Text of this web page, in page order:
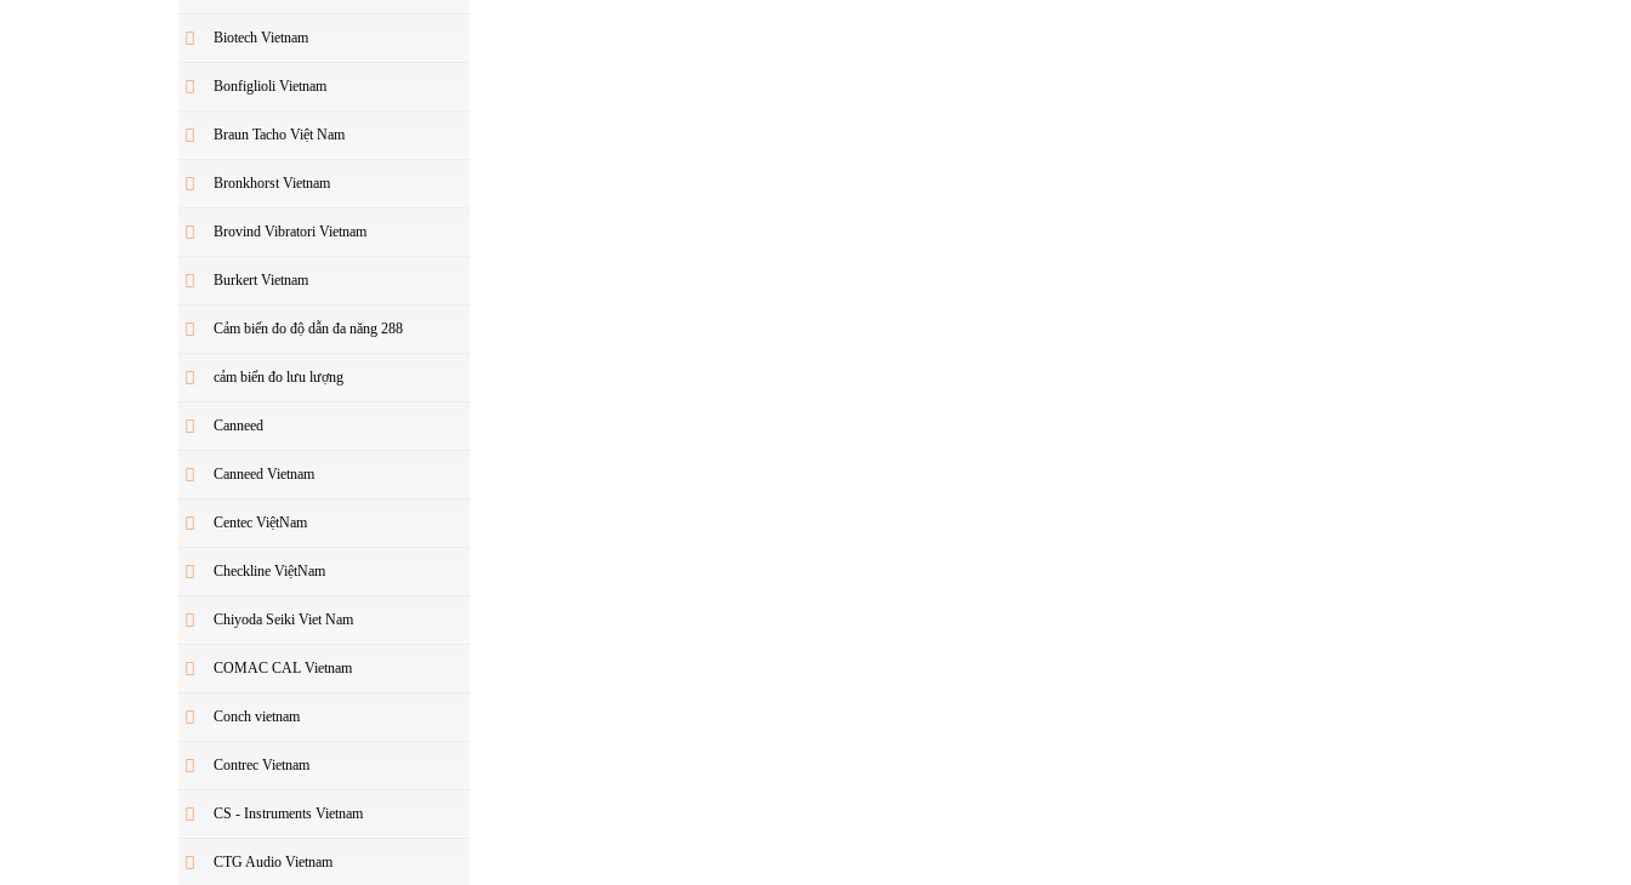
Biotech Vietnam
Bonfiglioli Vietnam
Braun Tacho Việt Nam
Bronkhorst Vietnam
Brovind Vibratori Vietnam
Burkert Vietnam
Cảm biến đo độ dẫn đa năng 288
cảm biến đo lưu lượng
Canneed
Canneed Vietnam
Centec ViệtNam
Checkline ViệtNam
Chiyoda Seiki Viet Nam
COMAC CAL Vietnam
Conch vietnam
Contrec Vietnam
CS - Instruments Vietnam
CTG Audio Vietnam